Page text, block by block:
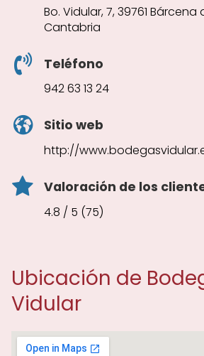
Bo. Vidular, 7, 39761 Bárcena
Cantabria
Teléfono
942 63 13 24
Sitio web
http://
Valoración de los
4.8 / 5 (75)
Ubicación de
Vidular